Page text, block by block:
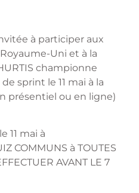
à participer aux
Uni et à la
championne
sprint le 11 mai à la
présentiel ou en ligne)
11 mai à
COMMUNS à TOUTES
AVANT LE 7